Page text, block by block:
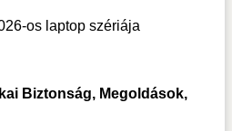
os laptop szériája
Biztonság, Megoldások,